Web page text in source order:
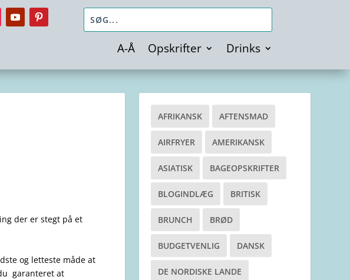
A-Å Opskrifter Drinks
der er stegt på et
og letteste måde at
garanteret at
AFRIKANSK AFTENSMAD
AIRFRYER AMERIKANSK
ASIATISK BAGEOPSKRIFTER
BLOGINDLÆG BRITISK
BRUNCH BRØD
BUDGETVENLIG DANSK
DE NORDISKE LANDE